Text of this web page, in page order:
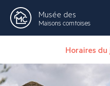
Musée des
Maisons comtoises
Horaires du